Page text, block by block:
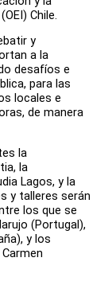
Chile.
y
a la
desafíos e
para las
locales e
de manera
la
la
Lagos, y la
y talleres serán
los que se
(Portugal),
y los